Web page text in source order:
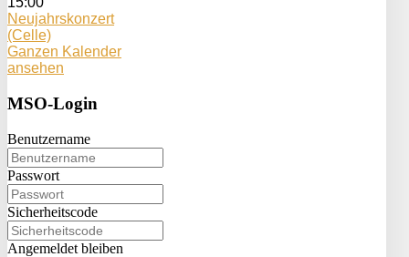
Neujahrskonzert
(Celle)
Ganzen Kalender
ansehen
MSO-Login
Benutzername
Passwort
Sicherheitscode
Angemeldet bleiben